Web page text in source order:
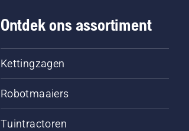
Ontdek ons assortiment
Kettingzagen
Robotmaaiers
Tuintractoren